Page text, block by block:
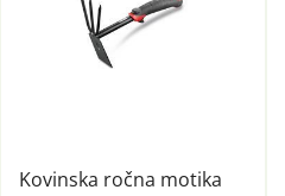
Kovinska ročna motika